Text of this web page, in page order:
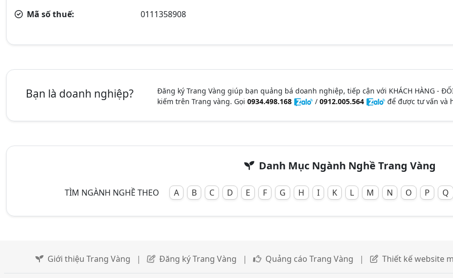
Mã số thuế:
0111358908
Bạn là doanh nghiệp?
Đăng ký Trang Vàng giúp bạn quảng bá doanh nghiệp, tiếp cận với KHÁCH HÀNG -
kiếm trên Trang vàng. Gọi 0934.498.168 / 0912.005.564 để được tư vấn và
Danh Mục Ngành Nghề Trang Vàng
TÌM NGÀNH NGHỀ THEO A B C D E F G H I K L M N O P Q
Giới thiệu Trang Vàng | Đăng ký Trang Vàng | Quảng cáo Trang Vàng | Thiết kế website